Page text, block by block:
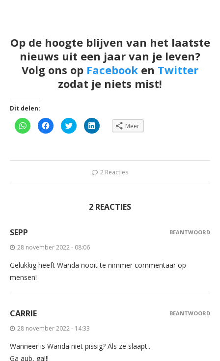
Op de hoogte blijven van het laatste
nieuws uit een jaar van je leven?
Volg ons op Facebook en Twitter
zodat je niets mist!
Dit delen:
Klik
om
(Wordt
venster
Klik
om
(Wordt
venster
Klik
om
(Wordt
venster
Klik
om
(Wordt
een
nieuw
venster
Meer
2 Reacties
2 REACTIES
SEPP
28 november 2022 - 08:06
Gelukkig heeft Wanda nooit te nimmer commentaar op
mensen!
BEANTWOORD
CARRIE
28 november 2022 - 14:33
Wanneer is Wanda niet pissig? Als ze slaapt..
Ga aub, ga!!!
BEANTWOORD